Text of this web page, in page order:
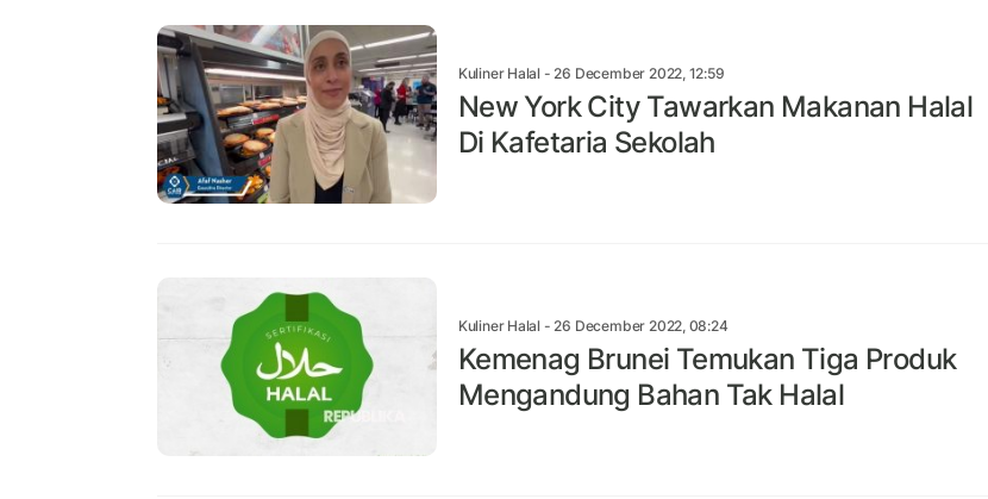
Kuliner Halal - 26 December 2022, 12:59
New York City Tawarkan Makanan Halal
Di Kafetaria Sekolah
Kuliner Halal - 26 December 2022, 08:24
Kemenag Brunei Temukan Tiga Produk
Mengandung Bahan Tak Halal